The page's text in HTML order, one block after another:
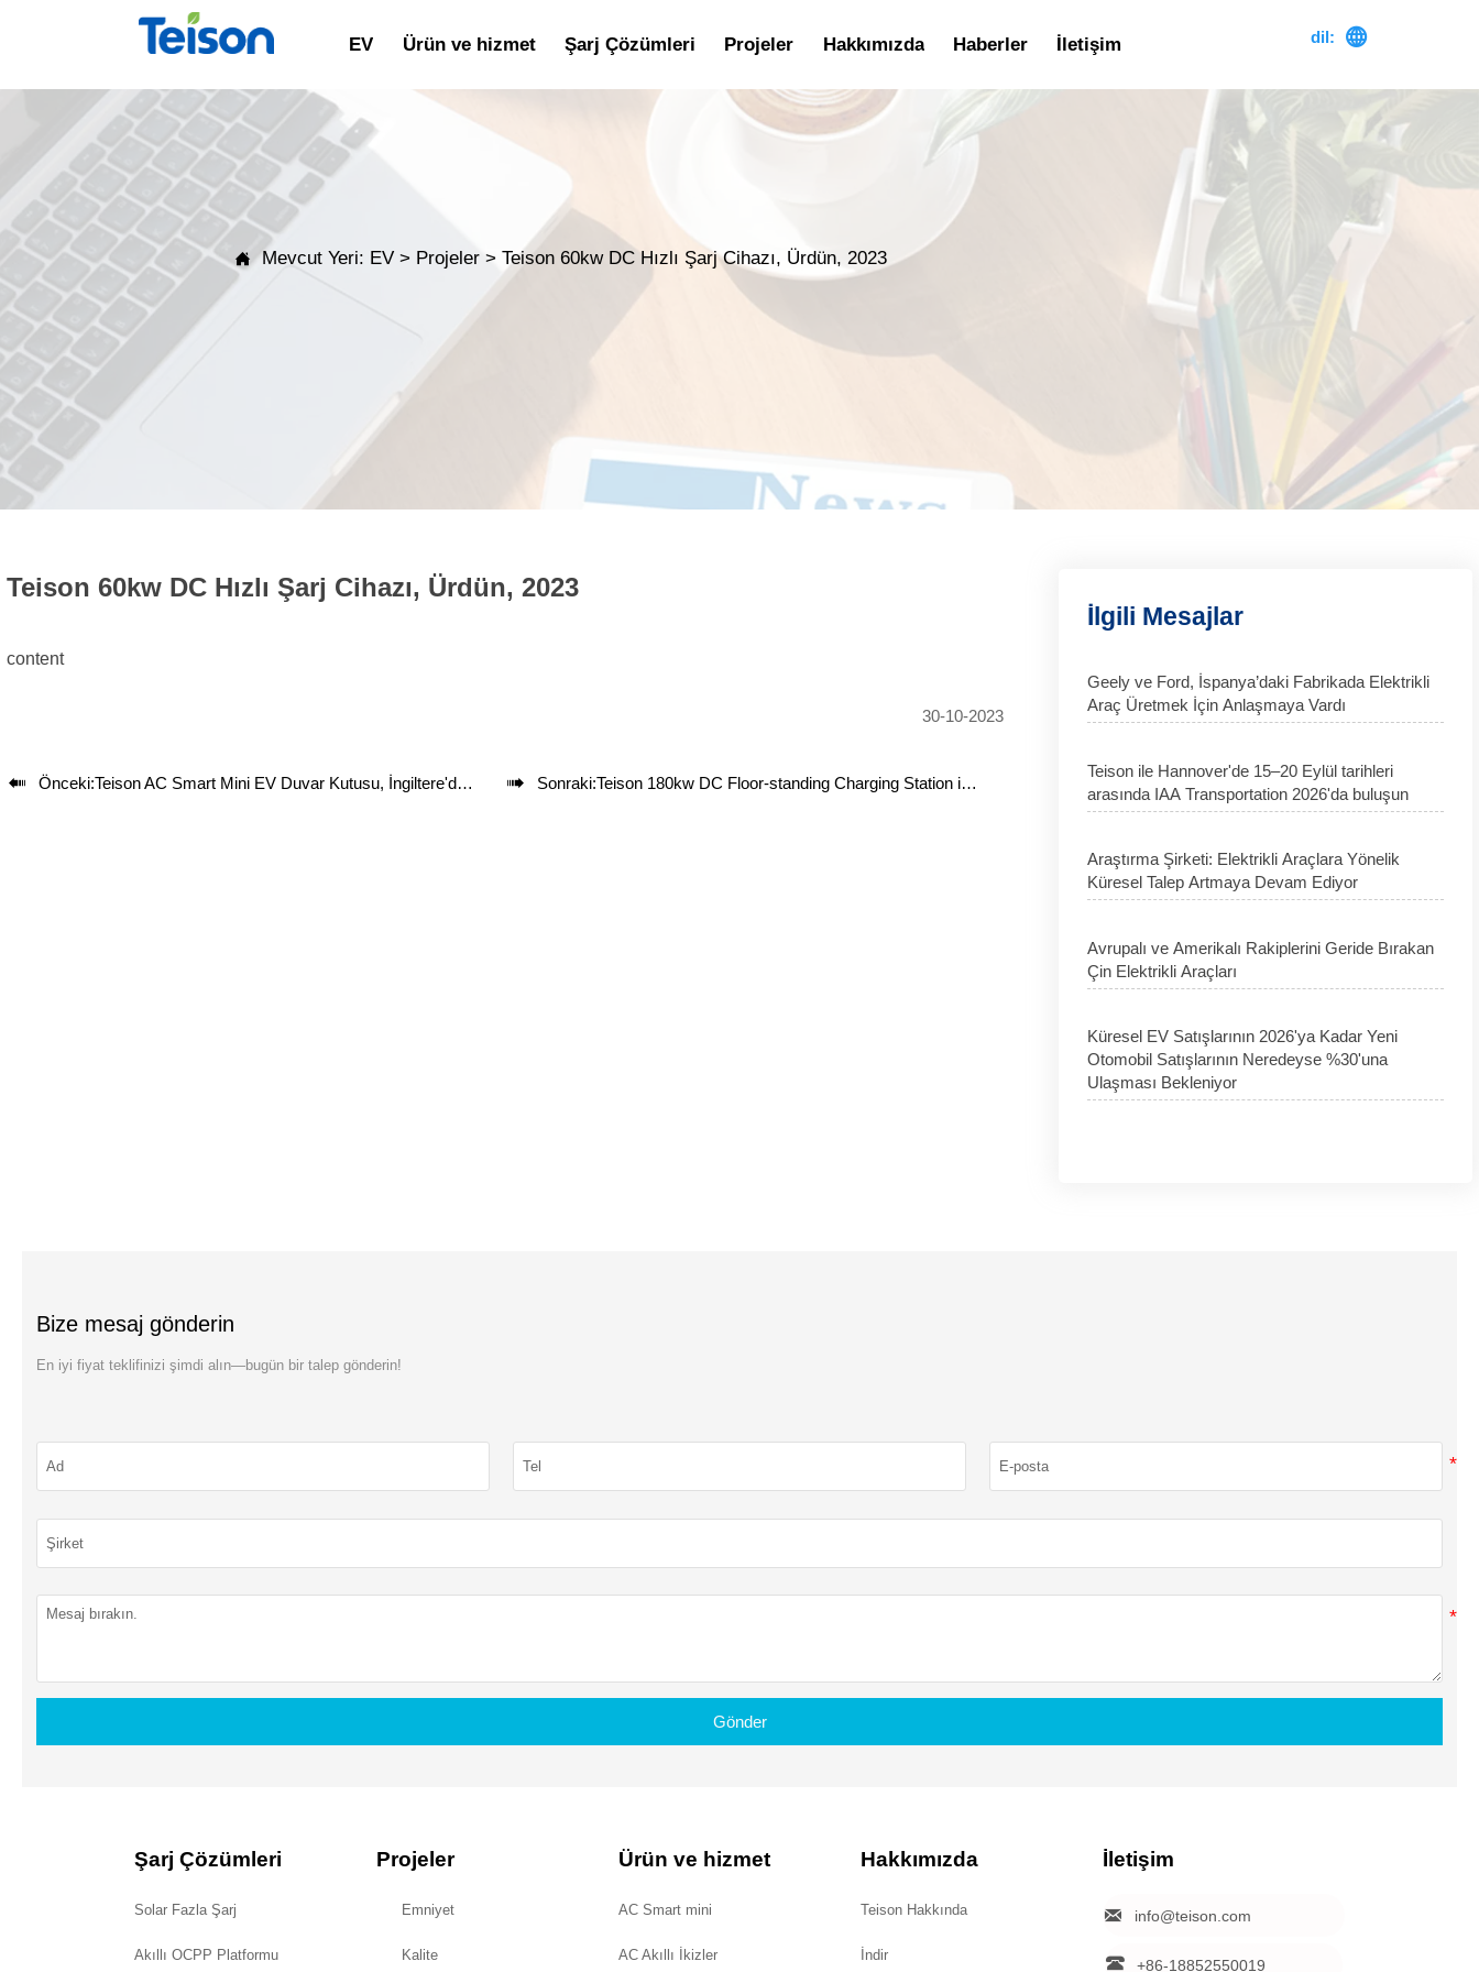
EV Ürün ve hizmet Şarj Çözümleri Projeler Hakkımızda Haberler İletişim dil: 
 Mevcut Yeri: EV > Projeler >Teison 60kw DC Hızlı Şarj Cihazı, Ürdün, 2023
Teison 60kw DC Hızlı Şarj Cihazı, Ürdün, 2023
content
30-10-2023
 Önceki:Teison AC Smart Mini EV Duvar Kutusu, İngiltere'de, 2023  Sonraki:Teison 180kw DC Floor-standing Charging Station in Taiwan, China, 2023
İlgili Mesajlar
Geely ve Ford, İspanya’daki Fabrikada Elektrikli
Araç Üretmek İçin Anlaşmaya Vardı
Teison ile Hannover'de 15–20 Eylül tarihleri
arasında IAA Transportation 2026'da buluşun
Araştırma Şirketi: Elektrikli Araçlara Yönelik
Küresel Talep Artmaya Devam Ediyor
Avrupalı ve Amerikalı Rakiplerini Geride Bırakan
Çin Elektrikli Araçları
Küresel EV Satışlarının 2026'ya Kadar Yeni
Otomobil Satışlarının Neredeyse %30'una
Ulaşması Bekleniyor
Bize mesaj gönderin
En iyi fiyat teklifinizi şimdi alın—bugün bir talep gönderin!
Gönder
Şarj Çözümleri
Solar Fazla Şarj
Akıllı OCPP Platformu
Projeler
Emniyet
Kalite
Ürün ve hizmet
AC Smart mini
AC Akıllı İkizler
Hakkımızda
Teison Hakkında
İndir
İletişim
 info@teison.com
 +86-18852550019